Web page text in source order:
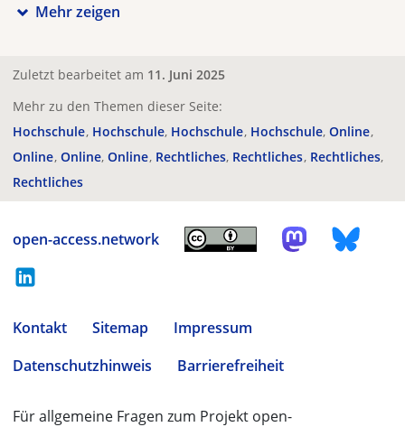
Mehr zeigen
Zuletzt bearbeitet am 11. Juni 2025
Mehr zu den Themen dieser Seite:
Hochschule Hochschule Hochschule Hochschule Online
Online Online Online Rechtliches Rechtliches Rechtliches
Rechtliches
open-access.network
Kontakt Sitemap
Impressum
Datenschutzhinweis
Barrierefreiheit
Für allgemeine Fragen zum Projekt open-